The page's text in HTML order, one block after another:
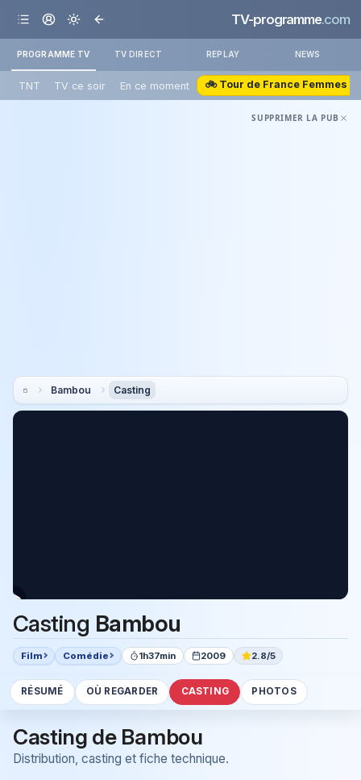
TV-programme.com
PROGRAMME TV TV DIRECT REPLAY NEWS
TNT TV ce soir En ce moment 🚲 Tour de France Femmes
SUPPRIMER LA PUB
Bambou Casting
Casting Bambou
Film Comédie 1h37min 2009 2.8/5
RÉSUMÉ OÙ REGARDER CASTING PHOTOS
Casting de Bambou
Distribution, casting et fiche technique.